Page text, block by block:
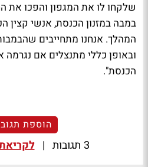
במבה במזנון הכנסת, אנשי קצין
המהלך. אנחנו מתחייבים
ובאופן כללי מתנצלים אם נגרמה
הכנסת".
הוספת
3 תגובות |